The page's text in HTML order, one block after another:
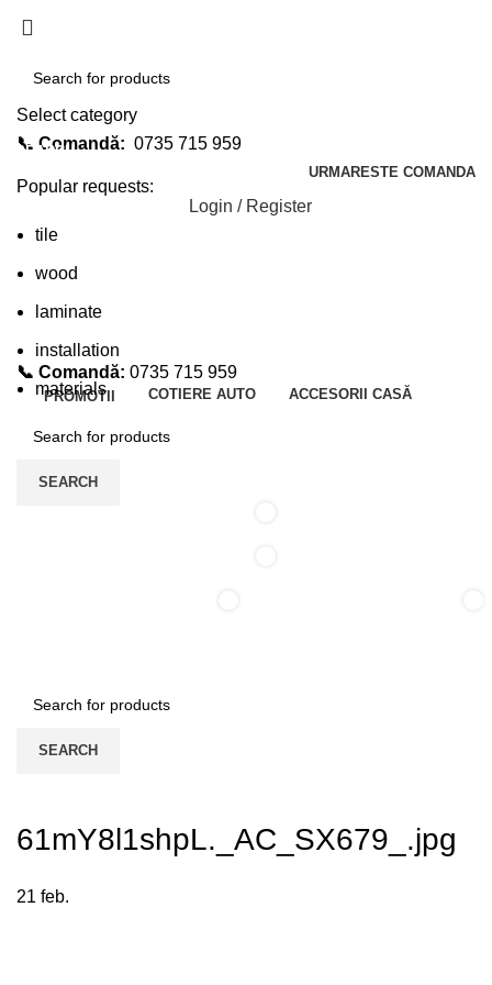
📞 Comandă: 0735 715 959
URMARESTE COMANDA
Login / Register
📞 Comandă: 0735 715 959
PROMOTII COTIERE AUTO ACCESORII CASĂ
SEARCH
SEARCH
61mY8l1shpL._AC_SX679_.jpg
21 feb.
Select category
SEARCH
Popular requests:
tile
wood
laminate
installation
materials